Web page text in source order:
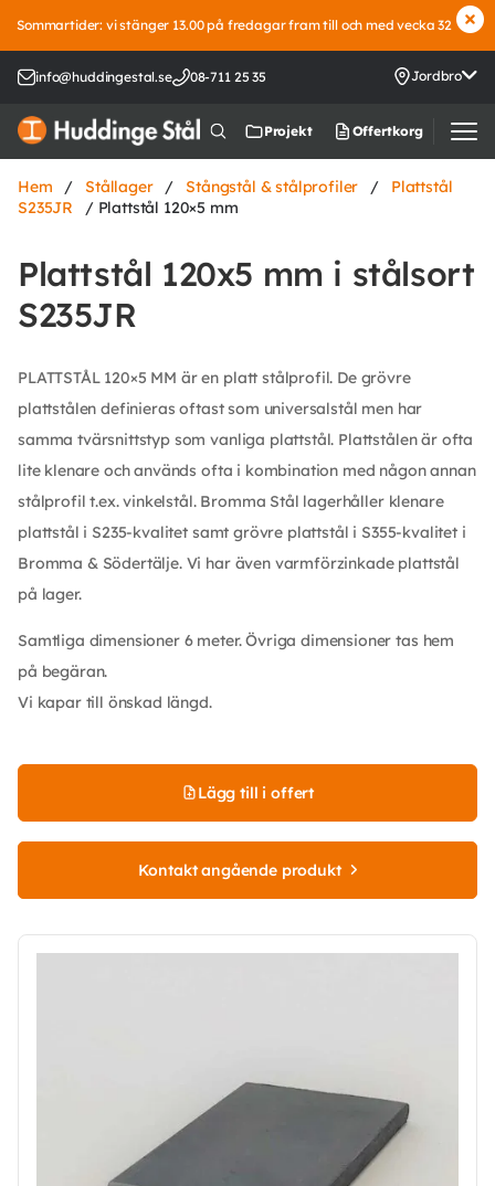
Sommartider: vi stänger 13.00 på fredagar fram till och med vecka 32
info@huddingestal.se 08-711 25 35 Jordbro
Projekt Offertkorg
Hem / Stållager / Stångstål & stålprofiler /
Plattstål
S235JR
/ Plattstål 120×5 mm
Plattstål 120x5 mm i stålsort
S235JR
PLATTSTÅL 120×5 MM är en platt stålprofil. De grövre
plattstålen definieras oftast som universalstål men har
samma tvärsnittstyp som vanliga plattstål. Plattstålen är ofta
lite klenare och används ofta i kombination med någon annan
stålprofil t.ex. vinkelstål. Bromma Stål lagerhåller klenare
plattstål i S235-kvalitet samt grövre plattstål i S355-kvalitet i
Bromma & Södertälje. Vi har även varmförzinkade plattstål
på lager.
Samtliga dimensioner 6 meter. Övriga dimensioner tas hem
på begäran.
Vi kapar till önskad längd.
Lägg till i offert
Kontakt angående produkt